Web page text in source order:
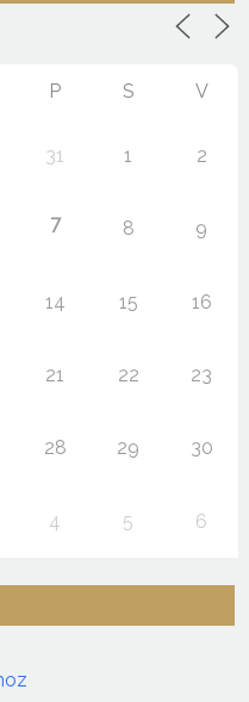
P S V
31 1 2
7 8 9
14 15 16
21 22 23
28 29 30
4 5 6